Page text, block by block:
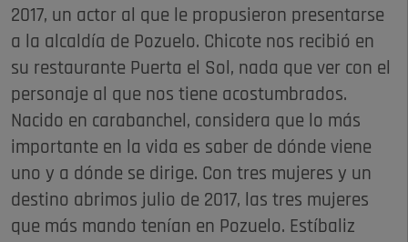
2017, un actor al que le propusieron presentarse
a la alcaldía de Pozuelo. Chicote nos recibió en
su restaurante Puerta el Sol, nada que ver con el
personaje al que nos tiene acostumbrados.
Nacido en carabanchel, considera que lo más
importante en la vida es saber de dónde viene
uno y a dónde se dirige. Con tres mujeres y un
destino abrimos julio de 2017, las tres mujeres
que más mando tenían en Pozuelo. Estíbaliz